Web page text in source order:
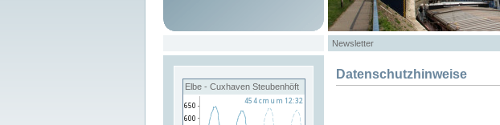
Newsletter
Elbe - Cuxhaven Steubenhöft
Datenschutzhinweise